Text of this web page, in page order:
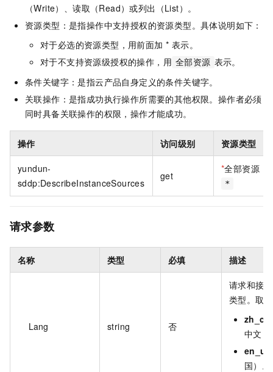
（Write）、读取（Read）或列出（List）。
资源类型：是指操作中支持授权的资源类型。具体说明如下：
对于必选的资源类型，用前面加 * 表示。
对于不支持资源级授权的操作，用 全部资源 表示。
条件关键字：是指云产品自身定义的条件关键字。
关联操作：是指成功执行操作所需要的其他权限。操作者必须
同时具备关联操作的权限，操作才能成功。
操作 访问级别 资源类型
yundun-
sddp:DescribeInstanceSources
get
*全部资源
*
请求参数
名称 类型 必填 描述
Lang string 否
请求和接
类型。取
zh_cn
中文
en_us
国）。